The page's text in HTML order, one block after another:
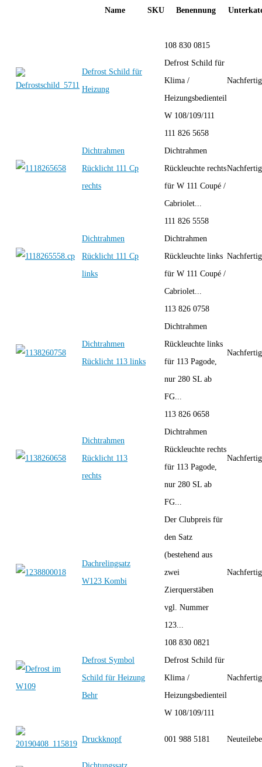
Name SKU Benennung
Defrost Schild für
Heizung
108 830 0815
Defrost Schild für
Klima /
Heizungsbedienteil
W 108/109/111
Dichtrahmen
Rücklicht 111 Cp
rechts
111 826 5658
Dichtrahmen
Rückleuchte rechts
für W 111 Coupé /
Cabriolet...
Dichtrahmen
Rücklicht 111 Cp
links
111 826 5558
Dichtrahmen
Rückleuchte links
für W 111 Coupé /
Cabriolet...
Dichtrahmen
Rücklicht 113 links
113 826 0758
Dichtrahmen
Rückleuchte links
für 113 Pagode,
nur 280 SL ab
FG...
Dichtrahmen
Rücklicht 113
rechts
113 826 0658
Dichtrahmen
Rückleuchte rechts
für 113 Pagode,
nur 280 SL ab
FG...
Dachrelingsatz
W123 Kombi
Der Clubpreis für
den Satz
(bestehend aus
zwei
Zierquerstäben
vgl. Nummer
123...
Defrost Symbol
Schild für Heizung
Behr
108 830 0821
Defrost Schild für
Klima /
Heizungsbedienteil
W 108/109/111
Druckknopf 001 988 5181